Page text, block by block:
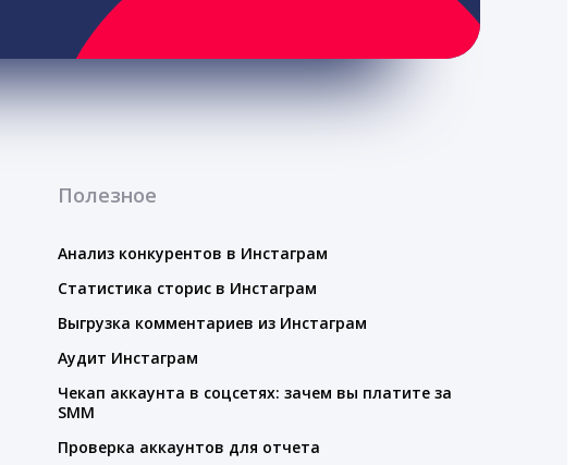
Полезное
Анализ конкурентов в Инстаграм
Статистика сторис в Инстаграм
Выгрузка комментариев из Инстаграм
Аудит Инстаграм
Чекап аккаунта в соцсетях: зачем вы платите за
SMM
Проверка аккаунтов для отчета